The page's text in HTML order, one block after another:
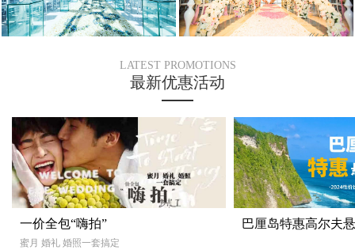
LATEST PROMOTIONS
最新优惠活动
一价全包“嗨拍”
蜜月 婚礼 婚照一套搞定
巴厘岛特惠高尔夫